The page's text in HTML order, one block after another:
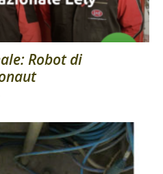
Robot di